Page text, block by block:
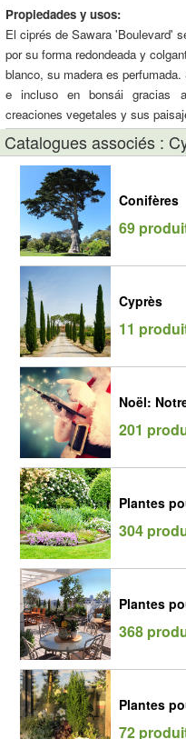
Propiedades y usos:
El ciprés de Sawara 'Boulevard'
por su forma redondeada y
blanco, su madera es
e incluso en bonsái gracias
creaciones vegetales y sus
Catalogues associés :
Conifères
69
Cyprès
11
Noël:
201
Plantes
304
Plantes
368
Plantes
72